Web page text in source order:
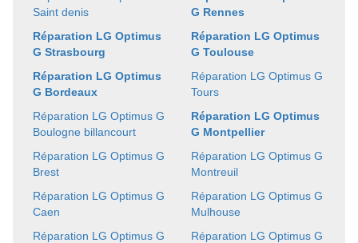
Saint denis
Réparation LG Optimus
G Strasbourg
Réparation LG Optimus
G Bordeaux
Réparation LG Optimus G
Boulogne billancourt
Réparation LG Optimus G
Brest
Réparation LG Optimus G
Caen
Réparation LG Optimus G
G Rennes
Réparation LG Optimus
G Toulouse
Réparation LG Optimus G
Tours
Réparation LG Optimus
G Montpellier
Réparation LG Optimus G
Montreuil
Réparation LG Optimus G
Mulhouse
Réparation LG Optimus G